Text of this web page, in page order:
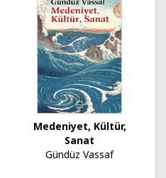
Medeniyet, Kültür,
Sanat
Gündüz Vassaf